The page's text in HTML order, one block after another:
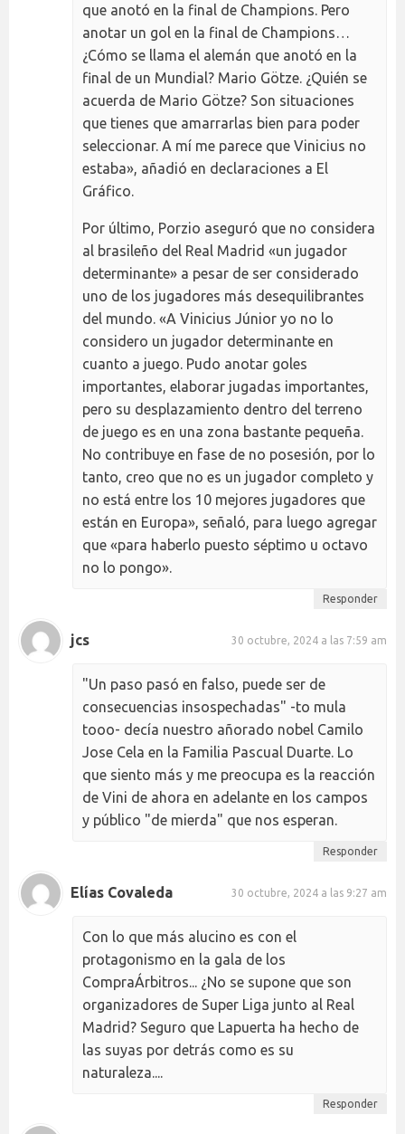
que anotó en la final de Champions. Pero
anotar un gol en la final de Champions…
¿Cómo se llama el alemán que anotó en la
final de un Mundial? Mario Götze. ¿Quién se
acuerda de Mario Götze? Son situaciones
que tienes que amarrarlas bien para poder
seleccionar. A mí me parece que Vinicius no
estaba», añadió en declaraciones a El
Gráfico.
Por último, Porzio aseguró que no considera
al brasileño del Real Madrid «un jugador
determinante» a pesar de ser considerado
uno de los jugadores más desequilibrantes
del mundo. «A Vinicius Júnior yo no lo
considero un jugador determinante en
cuanto a juego. Pudo anotar goles
importantes, elaborar jugadas importantes,
pero su desplazamiento dentro del terreno
de juego es en una zona bastante pequeña.
No contribuye en fase de no posesión, por lo
tanto, creo que no es un jugador completo y
no está entre los 10 mejores jugadores que
están en Europa», señaló, para luego agregar
que «para haberlo puesto séptimo u octavo
no lo pongo».
Responder
jcs 30 octubre, 2024 a las 7:59 am
"Un paso pasó en falso, puede ser de
consecuencias insospechadas" -to mula
tooo- decía nuestro añorado nobel Camilo
Jose Cela en la Familia Pascual Duarte. Lo
que siento más y me preocupa es la reacción
de Vini de ahora en adelante en los campos
y público "de mierda" que nos esperan.
Responder
Elías Covaleda 30 octubre, 2024 a las 9:27 am
Con lo que más alucino es con el
protagonismo en la gala de los
CompraÁrbitros... ¿No se supone que son
organizadores de Super Liga junto al Real
Madrid? Seguro que Lapuerta ha hecho de
las suyas por detrás como es su
naturaleza....
Responder